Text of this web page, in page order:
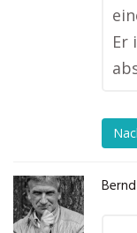
Er
Bernd